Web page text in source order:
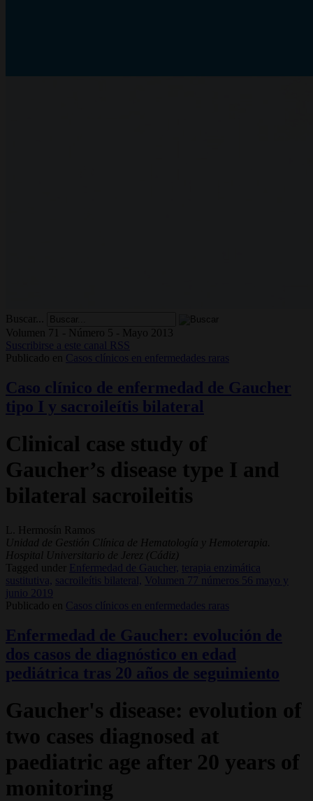
Buscar...
Volumen 71 - Número 5 - Mayo 2013
Suscribirse a este canal RSS
Publicado en
Casos clínicos en enfermedades raras
Caso clínico de enfermedad de Gaucher
tipo I y sacroileítis bilateral
Clinical case study of
Gaucher’s disease type I and
bilateral sacroileitis
L. Hermosín Ramos
Unidad de Gestión Clínica de Hematología y Hemoterapia.
Hospital Universitario de Jerez (Cádiz)
Tagged under
Enfermedad de Gaucher,
terapia enzimática
sustitutiva, sacroileítis bilateral,
Volumen 77 números 56 mayo y
junio 2019
Publicado en
Casos clínicos en enfermedades raras
Enfermedad de Gaucher: evolución de
dos casos de diagnóstico en edad
pediátrica tras 20 años de seguimiento
Gaucher's disease: evolution of
two cases diagnosed at
paediatric age after 20 years of
monitoring